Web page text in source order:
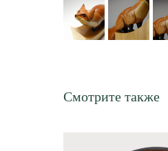
Смотрите также